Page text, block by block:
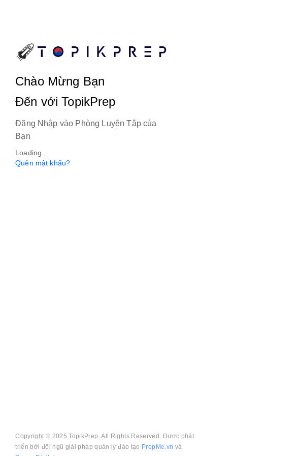
Chào Mừng Bạn
Đến với TopikPrep
Đăng Nhập vào Phòng Luyện Tập của
Bạn
Loading...
Quên mật khẩu?
Copyright © 2025 TopikPrep. All Rights Reserved. Được phát
triển bởi đội ngũ giải pháp quản lý đào tạo PrepMe.vn và